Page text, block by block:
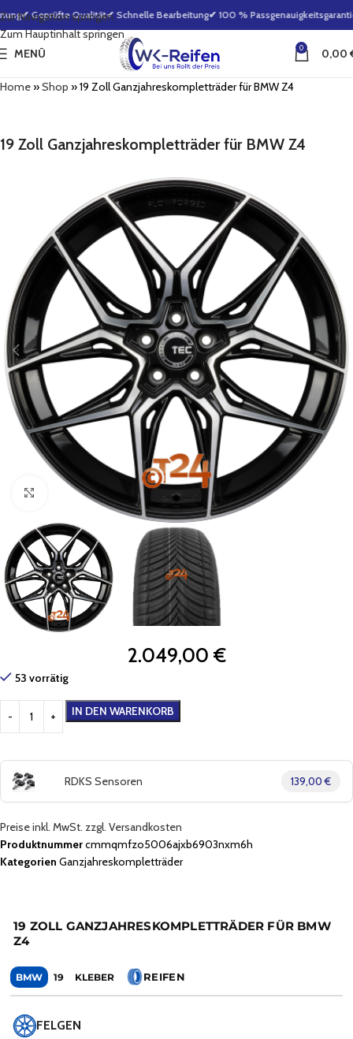
Zur Navigation springen
Zum Hauptinhalt springen
✔ Geprüfte Qualität✔ Schnelle Bearbeitung✔ 100 % Passgenauigkeitsgarantie
MENÜ 0 0,00
Home»Shop »19 Zoll Ganzjahreskompletträder für BMW Z4
19 Zoll Ganzjahreskompletträder für BMW Z4
Zum Vergrößern klicken
2.049,00 €
53 vorrätig
IN DEN WARENKORB
RDKS Sensoren 139,00 €
Preise inkl. MwSt. zzgl. Versandkosten
Produktnummercmmqmfzo5006ajxb6903nxm6h
Kategorien Ganzjahreskompletträder
19 ZOLL GANZJAHRESKOMPLETTRÄDER FÜR BMW
Z4
BMW 19 KLEBER REIFEN
FELGEN